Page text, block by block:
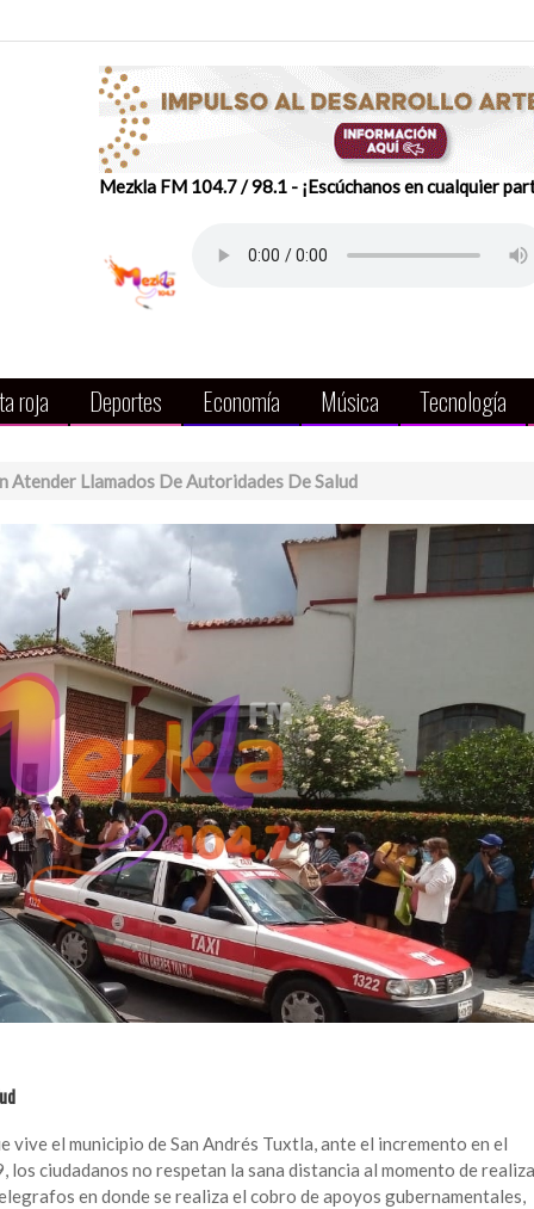
Mezkla FM 104.7 / 98.1 - ¡Escúchanos en cualquier
roja Deportes Economía Música Tecnología
Atender Llamados De Autoridades De Salud
el municipio de San Andrés Tuxtla, ante el incremento en el
los ciudadanos no respetan la sana distancia al momento de
en donde se realiza el cobro de apoyos gubernamentales,